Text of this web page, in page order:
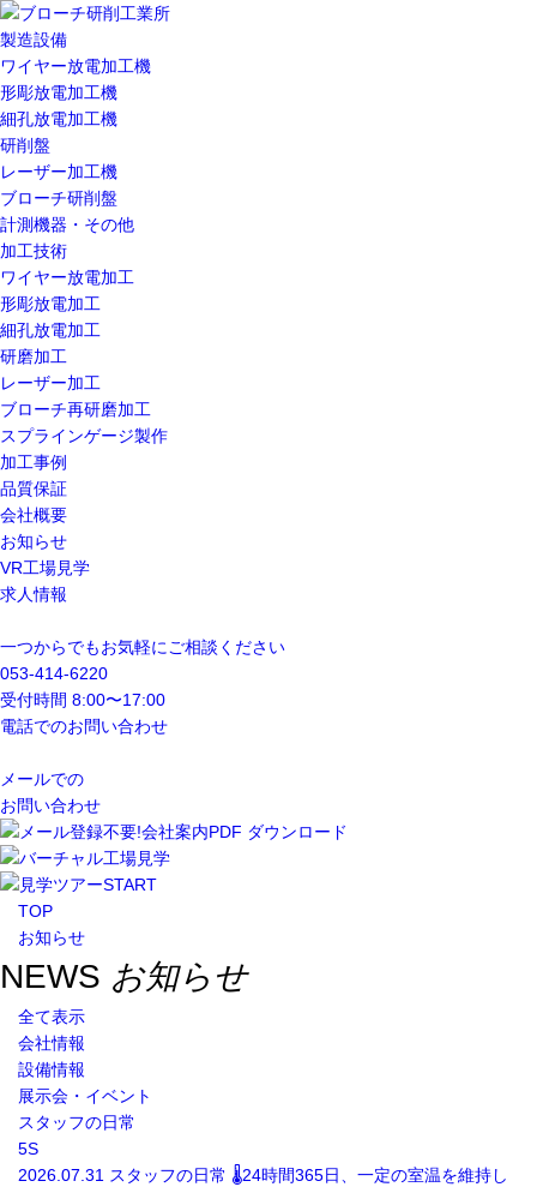
製造設備
ワイヤー放電加工機
形彫放電加工機
細孔放電加工機
研削盤
レーザー加工機
ブローチ研削盤
計測機器・その他
加工技術
ワイヤー放電加工
形彫放電加工
細孔放電加工
研磨加工
レーザー加工
ブローチ再研磨加工
スプラインゲージ製作
加工事例
品質保証
会社概要
お知らせ
VR工場見学
求人情報
一つからでもお気軽にご相談ください
053-414-6220
受付時間 8:00〜17:00
電話でのお問い合わせ
メールでの
お問い合わせ
TOP
お知らせ
NEWS お知らせ
全て表示
会社情報
設備情報
展示会・イベント
スタッフの日常
5S
2026.07.31 スタッフの日常 🌡️24時間365日、一定の室温を維持し